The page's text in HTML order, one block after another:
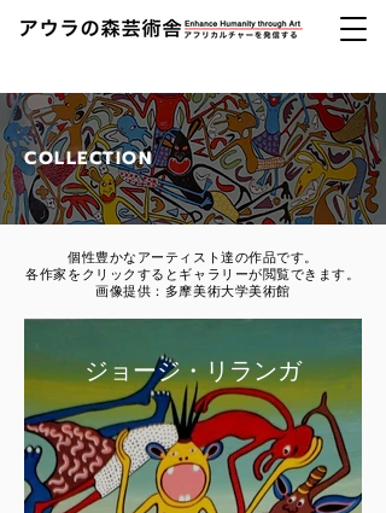
COLLECTION
​個性豊かなアーティスト達の作品です。
各作家をクリックするとギャラリーが閲覧できます。
画像提供：多摩美術大学美術館
ジョージ・リランガ